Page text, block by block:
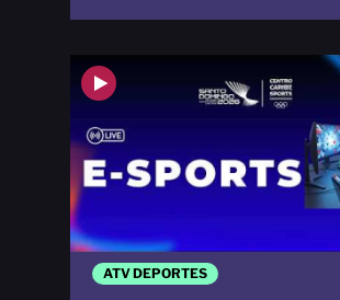
ATV DEPORTES